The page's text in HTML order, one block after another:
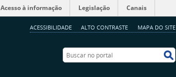
ACESSIBILIDADE ALTO CONTRASTE MAPA DO SITE
Acesso à informação Legislação Canais
Buscar no portal